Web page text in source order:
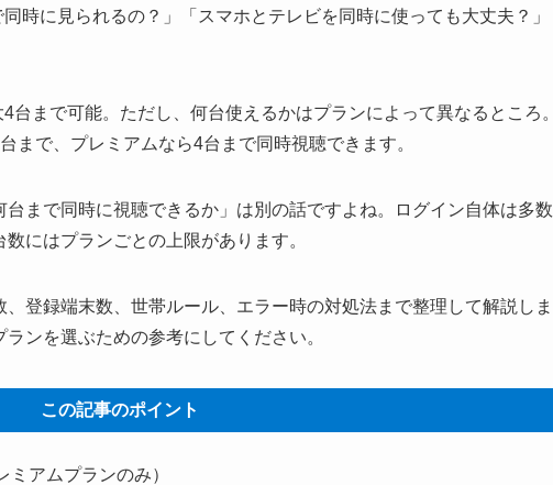
時に見られるの？」「スマホとテレビを同時に使っても大丈夫？」
まで可能。ただし、何台使えるかはプランによって異なるところ。
まで、プレミアムなら4台まで同時視聴できます。
まで同時に視聴できるか」は別の話ですよね。ログイン自体は多数
にはプランごとの上限があります。
登録端末数、世帯ルール、エラー時の対処法まで整理して解説しま
ンを選ぶための参考にしてください。
この記事のポイント
アムプランのみ）